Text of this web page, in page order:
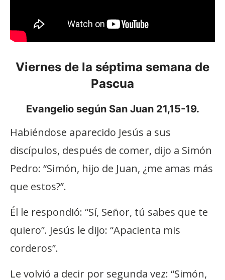
Viernes de la séptima semana de
Pascua
Evangelio según San Juan 21,15-19.
Habiéndose aparecido Jesús a sus
discípulos, después de comer, dijo a Simón
Pedro: “Simón, hijo de Juan, ¿me amas más
que estos?”.
Él le respondió: “Sí, Señor, tú sabes que te
quiero”. Jesús le dijo: “Apacienta mis
corderos”.
Le volvió a decir por segunda vez: “Simón,